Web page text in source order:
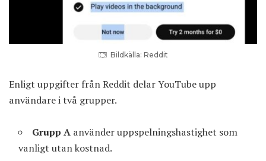
Bildkälla: Reddit
Enligt uppgifter från Reddit delar YouTube upp
användare i två grupper.
Grupp A använder uppspelningshastighet som
vanligt utan kostnad.